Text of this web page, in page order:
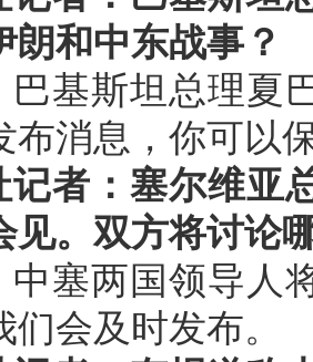
朗和中东战事？
巴基斯坦总理夏
布消息，你可以
记者：塞尔维亚
见。双方将讨论
中塞两国领导人
们会及时发布。